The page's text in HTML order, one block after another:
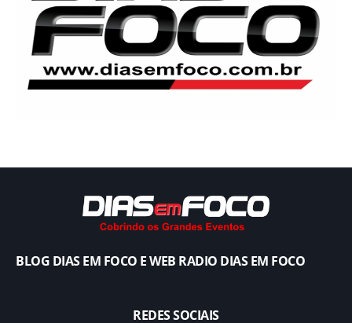
BLOG DIAS EM FOCO E WEB RADIO DIAS EM FOCO
REDES SOCIAIS